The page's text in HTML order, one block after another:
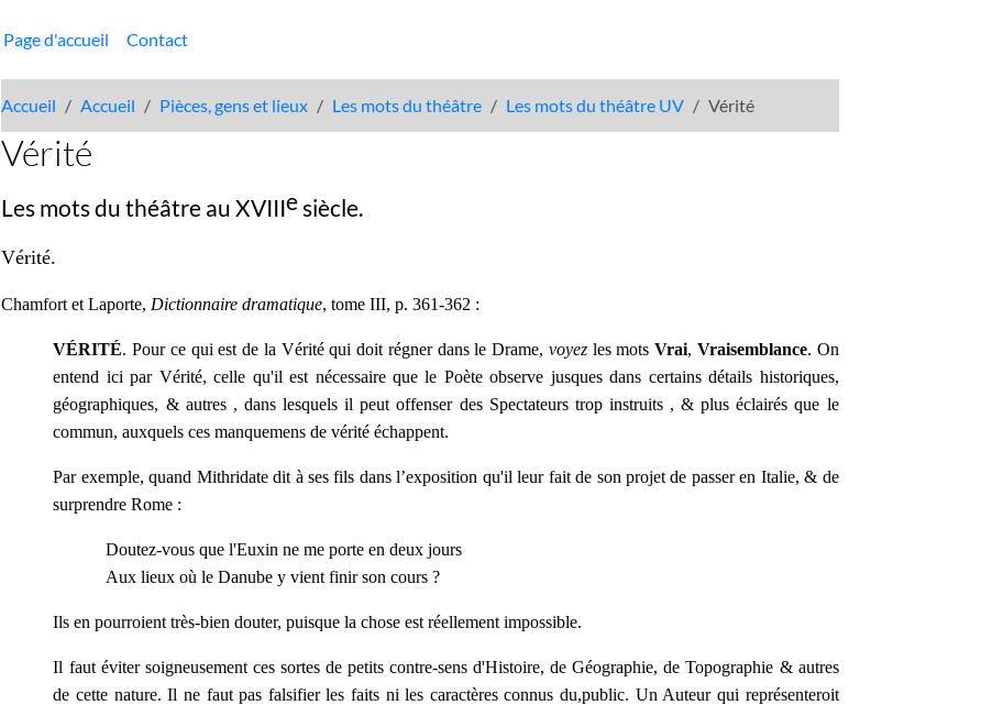
Page d'accueil Contact
Accueil Accueil Pièces, gens et lieux Les mots du théâtre Les mots du théâtre UV Vérité
Vérité
Les mots du théâtre au XVIIIesiècle.
Vérité.
Chamfort et Laporte, Dictionnaire dramatique, tome III, p. 361-362 :
VÉRITÉ. Pour ce qui est de la Vérité qui doit régner dans le Drame, voyezles motsVrai, Vraisemblance. On
entend ici par Vérité, celle qu'il est nécessaire que le Poète observe jusques dans certains détails historiques,
géographiques, & autres , dans lesquels il peut offenser des Spectateurs trop instruits , & plus éclairés que le
commun, auxquels ces manquemens de vérité échappent.
Par exemple, quand Mithridate dit à ses fils dans l’exposition qu'il leur fait de son projet de passer en Italie, & de
surprendre Rome :
Doutez-vous que l'Euxin ne me porte en deux jours
Aux lieux où le Danube y vient finir son cours ?
Ils en pourroient très-bien douter, puisque la chose est réellement impossible.
Il faut éviter soigneusement ces sortes de petits contre-sens d'Histoire, de Géographie, de Topographie & autres
de cette nature. Il ne faut pas falsifier les faits ni les caractères connus du,public. Un Auteur qui représenteroit